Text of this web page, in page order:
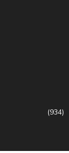
(934)